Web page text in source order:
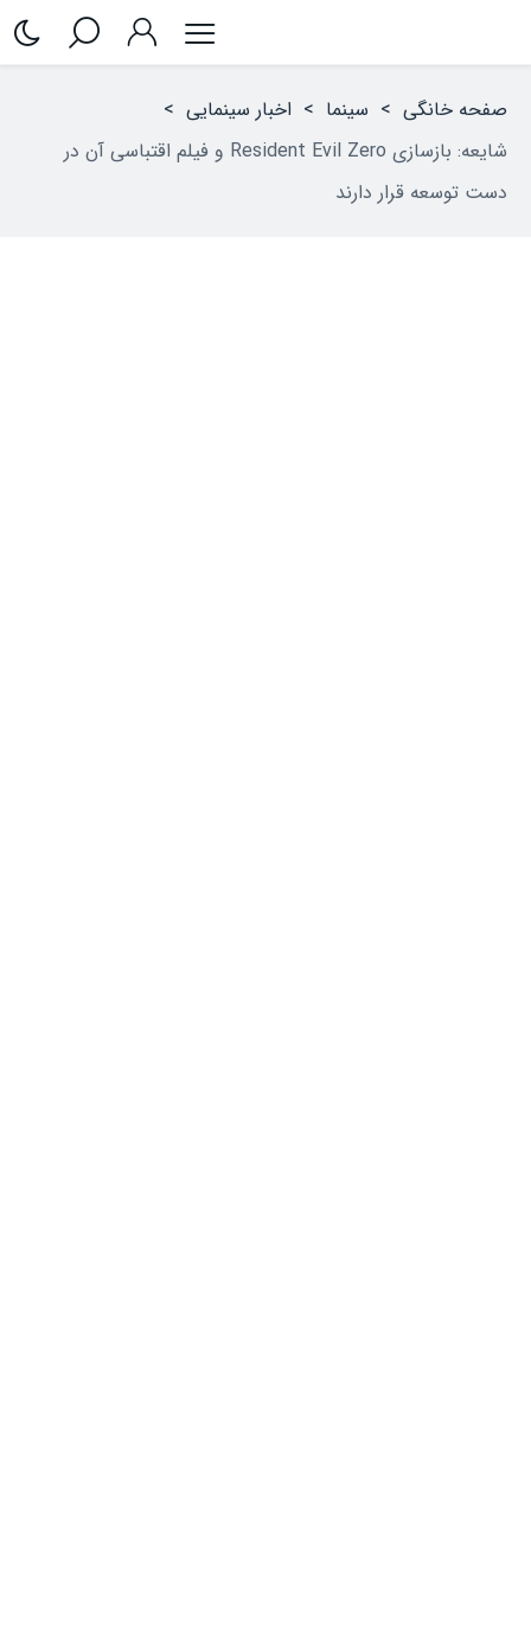
صفحه خانگی > سینما > اخبار سینمایی >
شایعه: بازسازی Resident Evil Zero و فیلم اقتباسی آن در
دست توسعه قرار دارند